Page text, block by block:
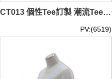
CT013 個性Tee訂製 潮流Tee 環保Tee
PV:(6519)